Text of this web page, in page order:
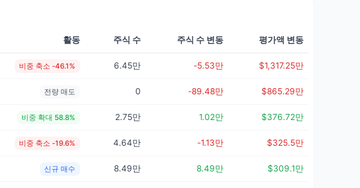
활동 주식 수 주식 수 변동 평가액 변동
비중 축소 -46.1% 6.45만 -5.53만 $1,317.25만
전량 매도 0 -89.48만 $865.29만
비중 확대 58.8% 2.75만 1.02만 $376.72만
비중 축소 -19.6% 4.64만 -1.13만 $325.5만
신규 매수 8.49만 8.49만 $309.1만